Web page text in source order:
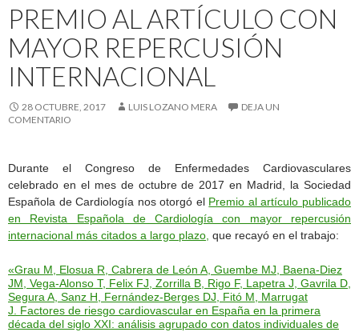
PREMIO AL ARTÍCULO CON
MAYOR REPERCUSIÓN
INTERNACIONAL
28 OCTUBRE, 2017 LUIS LOZANO MERA
DEJA UN
COMENTARIO
Durante el Congreso de Enfermedades Cardiovasculares
celebrado en el mes de octubre de 2017 en Madrid, la Sociedad
Española de Cardiología nos otorgó el Premio al artículo publicado
en Revista Española de Cardiología con mayor repercusión
internacional más citados a largo plazo, que recayó en el trabajo:
«Grau M, Elosua R, Cabrera de León A, Guembe MJ, Baena-Diez
JM, Vega-Alonso T, Felix FJ, Zorrilla B, Rigo F, Lapetra J, Gavrila D,
Segura A, Sanz H, Fernández-Berges DJ, Fitó M, Marrugat
J. Factores de riesgo cardiovascular en España en la primera
década del siglo XXI: análisis agrupado con datos individuales de